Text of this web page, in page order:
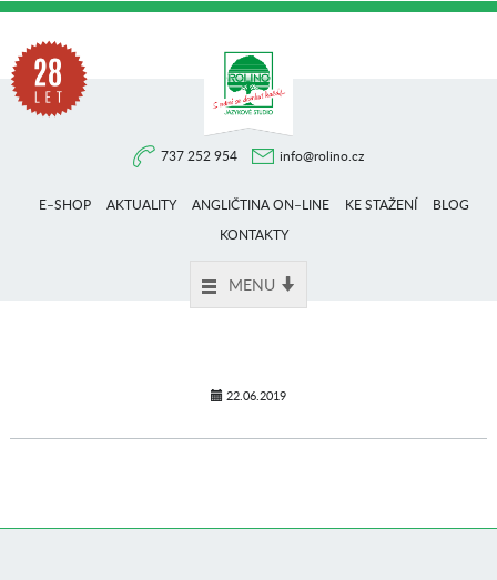
737 252 954 info@rolino.cz
E–SHOP AKTUALITY ANGLIČTINA ON–LINE KE STAŽENÍ
BLOG
KONTAKTY
MENU
22.06.2019